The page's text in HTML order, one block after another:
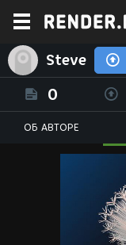
Steve
0
ОБ АВТОРЕ